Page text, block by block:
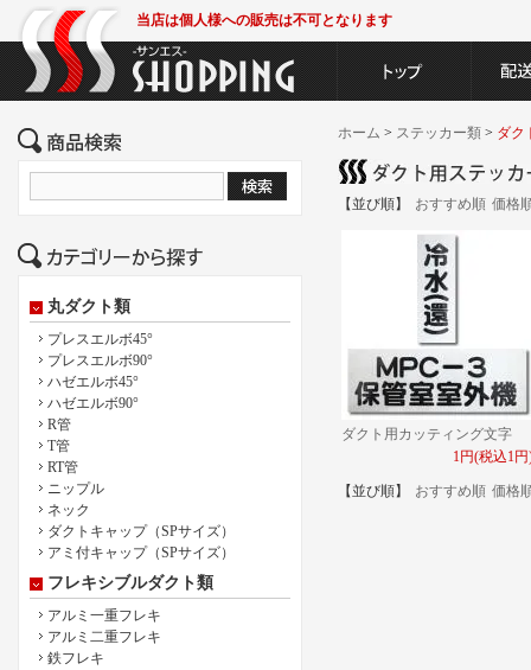
当店は個人様への販売は不可となります
丸ダクト類
プレスエルボ45°
プレスエルボ90°
ハゼエルボ45°
ハゼエルボ90°
R管
T管
RT管
ニップル
ネック
ダクトキャップ（SPサイズ）
アミ付キャップ（SPサイズ）
フレキシブルダクト類
アルミ一重フレキ
アルミ二重フレキ
鉄フレキ
ホーム > ステッカー類 > ダク
【並び順】 おすすめ順 価格
ダクト用カッティング文字
1円(税込1
【並び順】 おすすめ順 価格